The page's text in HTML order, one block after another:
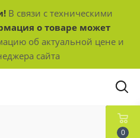
В связи с техническими
о товаре может
об актуальной цене и
сайта
0